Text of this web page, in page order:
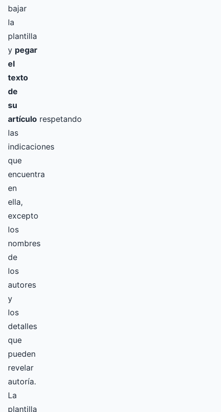
bajar
la
plantilla
y pegar
el
texto
de
su
artículo respetando
las
indicaciones
que
encuentra
en
ella,
excepto
los
nombres
de
los
autores
y
los
detalles
que
pueden
revelar
autoría.
La
plantilla